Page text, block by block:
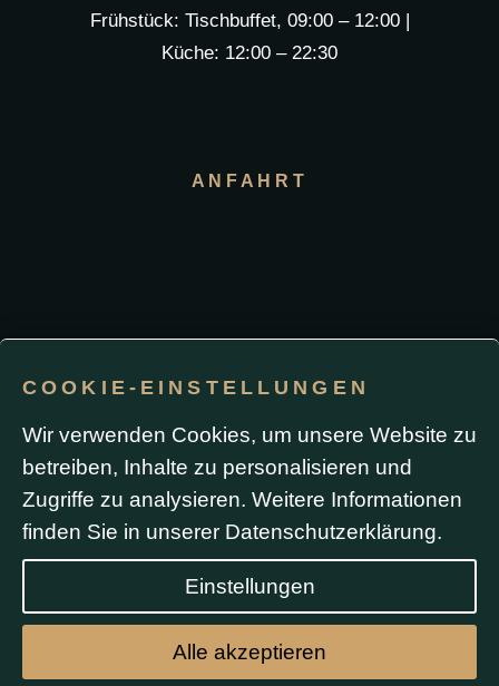
Frühstück: Tischbuffet, 09:00 – 12:00 |
Küche: 12:00 – 22:30
ANFAHRT
Impressum / Datenschutz
Durch die Nutzung dieser Website oder das Absenden
eines Formulars stimmen Sie der Verwendung von
Cookies sowie Analyse- und Werbe-Tracking
(einschließlich Google Ads) zu. Formulardaten werden
ausschließlich zur Bearbeitung Ihrer Anfrage
verwendet und nicht ohne Ihre Zustimmung
COOKIE-EINSTELLUNGEN
Wir verwenden Cookies, um unsere Website zu
betreiben, Inhalte zu personalisieren und
Zugriffe zu analysieren. Weitere Informationen
finden Sie in unserer Datenschutzerklärung.
Einstellungen
Alle akzeptieren